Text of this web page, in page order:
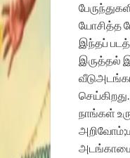
யோசித்த
இந்தப்
இருத்தல்
நாங்கள்